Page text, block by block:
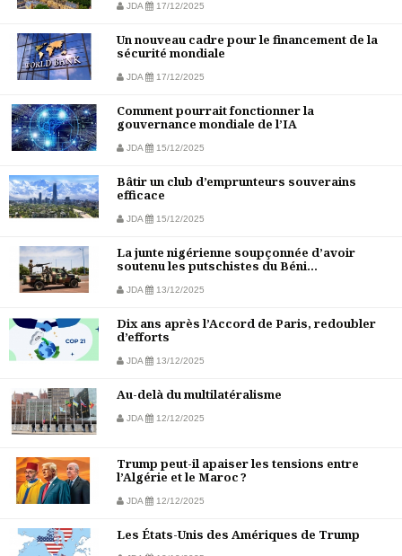
JDA 17/12/2025
Un nouveau cadre pour le financement de la
sécurité mondiale
JDA 17/12/2025
Comment pourrait fonctionner la
gouvernance mondiale de l’IA
JDA 15/12/2025
Bâtir un club d’emprunteurs souverains
efficace
JDA 15/12/2025
La junte nigérienne soupçonnée d’avoir
soutenu les putschistes du Béni...
JDA 13/12/2025
Dix ans après l’Accord de Paris, redoubler
d’efforts
JDA 13/12/2025
Au-delà du multilatéralisme
JDA 12/12/2025
Trump peut-il apaiser les tensions entre
l’Algérie et le Maroc ?
JDA 12/12/2025
Les États-Unis des Amériques de Trump